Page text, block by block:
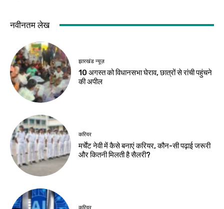
झारखंड न्यूज़
54 फीट के कांवर के
साथ 105 किमी पैदल
कांवरिया
Birsa Bhumi Live -
August 8, 2026
गिरिडीह